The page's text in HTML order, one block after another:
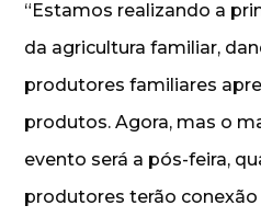
“Estamos realizando a
da agricultura familiar,
produtores familiares
produtos. Agora, mas o
evento será a pós-feira,
produtores terão conexão